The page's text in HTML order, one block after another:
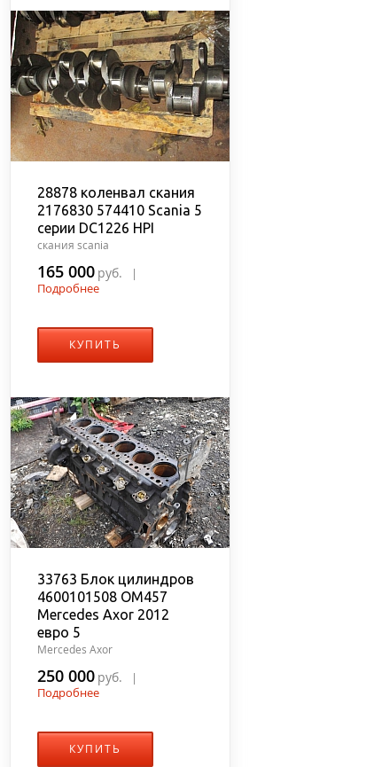
28878 коленвал скания
2176830 574410 Scania 5
серии DC1226 HPI
скания scania
165 000 руб.
|
Подробнее
КУПИТЬ
33763 Блок цилиндров
4600101508 OM457
Mercedes Axor 2012
евро 5
Mercedes Axor
250 000 руб.
|
Подробнее
КУПИТЬ